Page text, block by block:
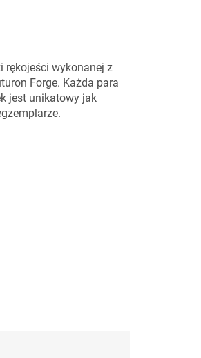
rękojeści wykonanej z
Forge. Każda para
jest unikatowy jak